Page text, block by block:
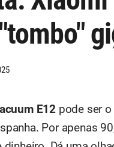
E12 pode ser
Por apenas